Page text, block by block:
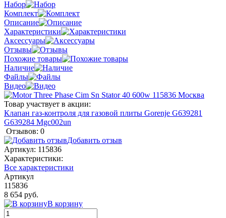
Набор
Комплект
Описание
Характеристики
Аксессуары
Отзывы
Похожие товары
Наличие
Файлы
Видео
Товар участвует в акции:
Клапан газ-контроля для газовой плиты Gorenje G639281
G639284 Mgc002un
Отзывов: 0
Добавить отзыв
Артикул: 115836
Характеристики:
Все характеристики
Артикул
115836
8 654 руб.
В корзину